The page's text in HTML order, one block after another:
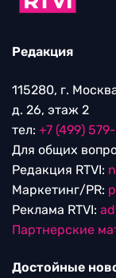
Редакция
115280, г.
д. 26, этаж 2
тел: +7 (499)
Для общих
Редакция RTVI:
Маркетинг/PR:
Реклама RTVI:
Партнерские
Достойные